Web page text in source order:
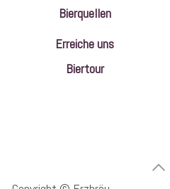
Bierquellen
Erreiche uns
Biertour